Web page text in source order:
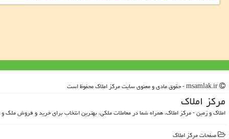
مركز املاك
املاک و زمین - مرکز املاک، همراه شما در معاملات ملکی، بهترین انتخاب برای خرید و فروش ملک
صفحات مركز املاك